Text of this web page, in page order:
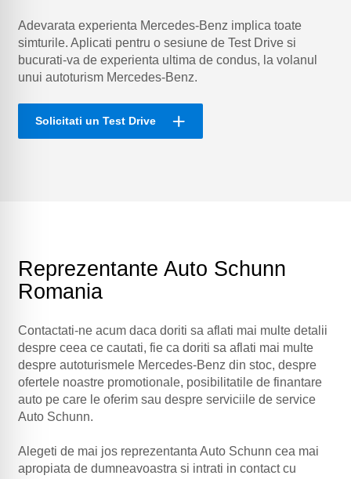
Adevarata experienta Mercedes-Benz implica toate
simturile. Aplicati pentru o sesiune de Test Drive si
bucurati-va de experienta ultima de condus, la volanul
unui autoturism Mercedes-Benz.
Solicitati un Test Drive
Reprezentante Auto Schunn
Romania
Contactati-ne acum daca doriti sa aflati mai multe detalii
despre ceea ce cautati, fie ca doriti sa aflati mai multe
despre autoturismele Mercedes-Benz din stoc, despre
ofertele noastre promotionale, posibilitatile de finantare
auto pe care le oferim sau despre serviciile de service
Auto Schunn.
Alegeti de mai jos reprezentanta Auto Schunn cea mai
apropiata de dumneavoastra si intrati in contact cu